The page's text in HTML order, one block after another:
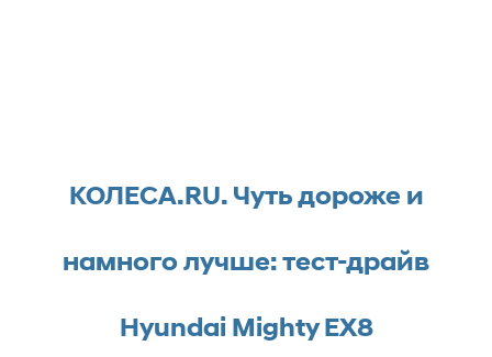
КОЛЕСА.RU. Чуть дороже и
намного лучше: тест-драйв
Hyundai Mighty EX8